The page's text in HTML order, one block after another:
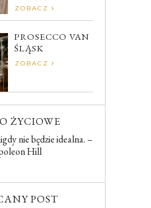
ZOBACZ
PROSECCO VAN
ŚLĄSK
ZOBACZ
ŻYCIOWE
nie będzie idealna. –
Hill
POST